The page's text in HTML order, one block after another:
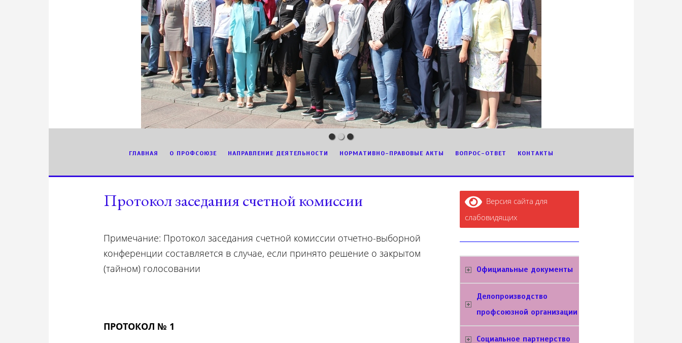
ГЛАВНАЯ О ПРОФСОЮЗЕ НАПРАВЛЕНИЕ ДЕЯТЕЛЬНОСТИ НОРМАТИВНО-ПРАВОВЫЕ АКТЫ ВОПРОС-ОТВЕТ КОНТАКТЫ
Протокол заседания счетной комиссии
Примечание: Протокол заседания счетной комиссии отчетно-выборной
конференции составляется в случае, если принято решение о закрытом
(тайном) голосовании
ПРОТОКОЛ № 1
Версия сайта для
слабовидящих
Официальные документы
Делопроизводство
профсоюзной организации
Социальное партнерство